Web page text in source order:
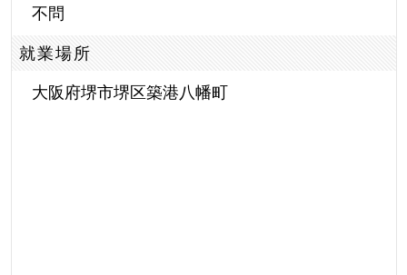
不問
就業場所
大阪府堺市堺区築港八幡町